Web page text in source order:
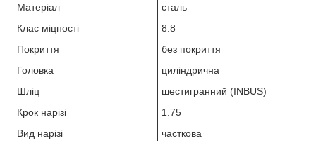
Матеріал
сталь
Клас міцності
8.8
Покриття
без покриття
Головка
циліндрична
Шліц
шестигранний (INBUS)
Крок нарізі
1.75
Вид нарізі
часткова